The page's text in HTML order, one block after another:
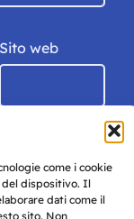
come i cookie
del dispositivo. Il
dati come il
sito. Non
Sito web